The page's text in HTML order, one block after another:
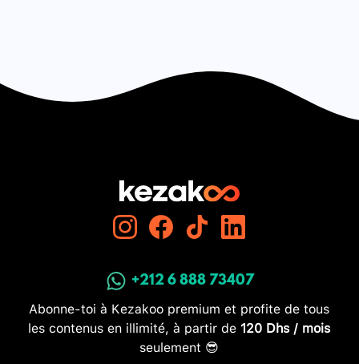
+212 6 888 73407
Abonne-toi à Kezakoo premium et profite de tous
les contenus en illimité, à partir de 120 Dhs / mois
seulement 😎